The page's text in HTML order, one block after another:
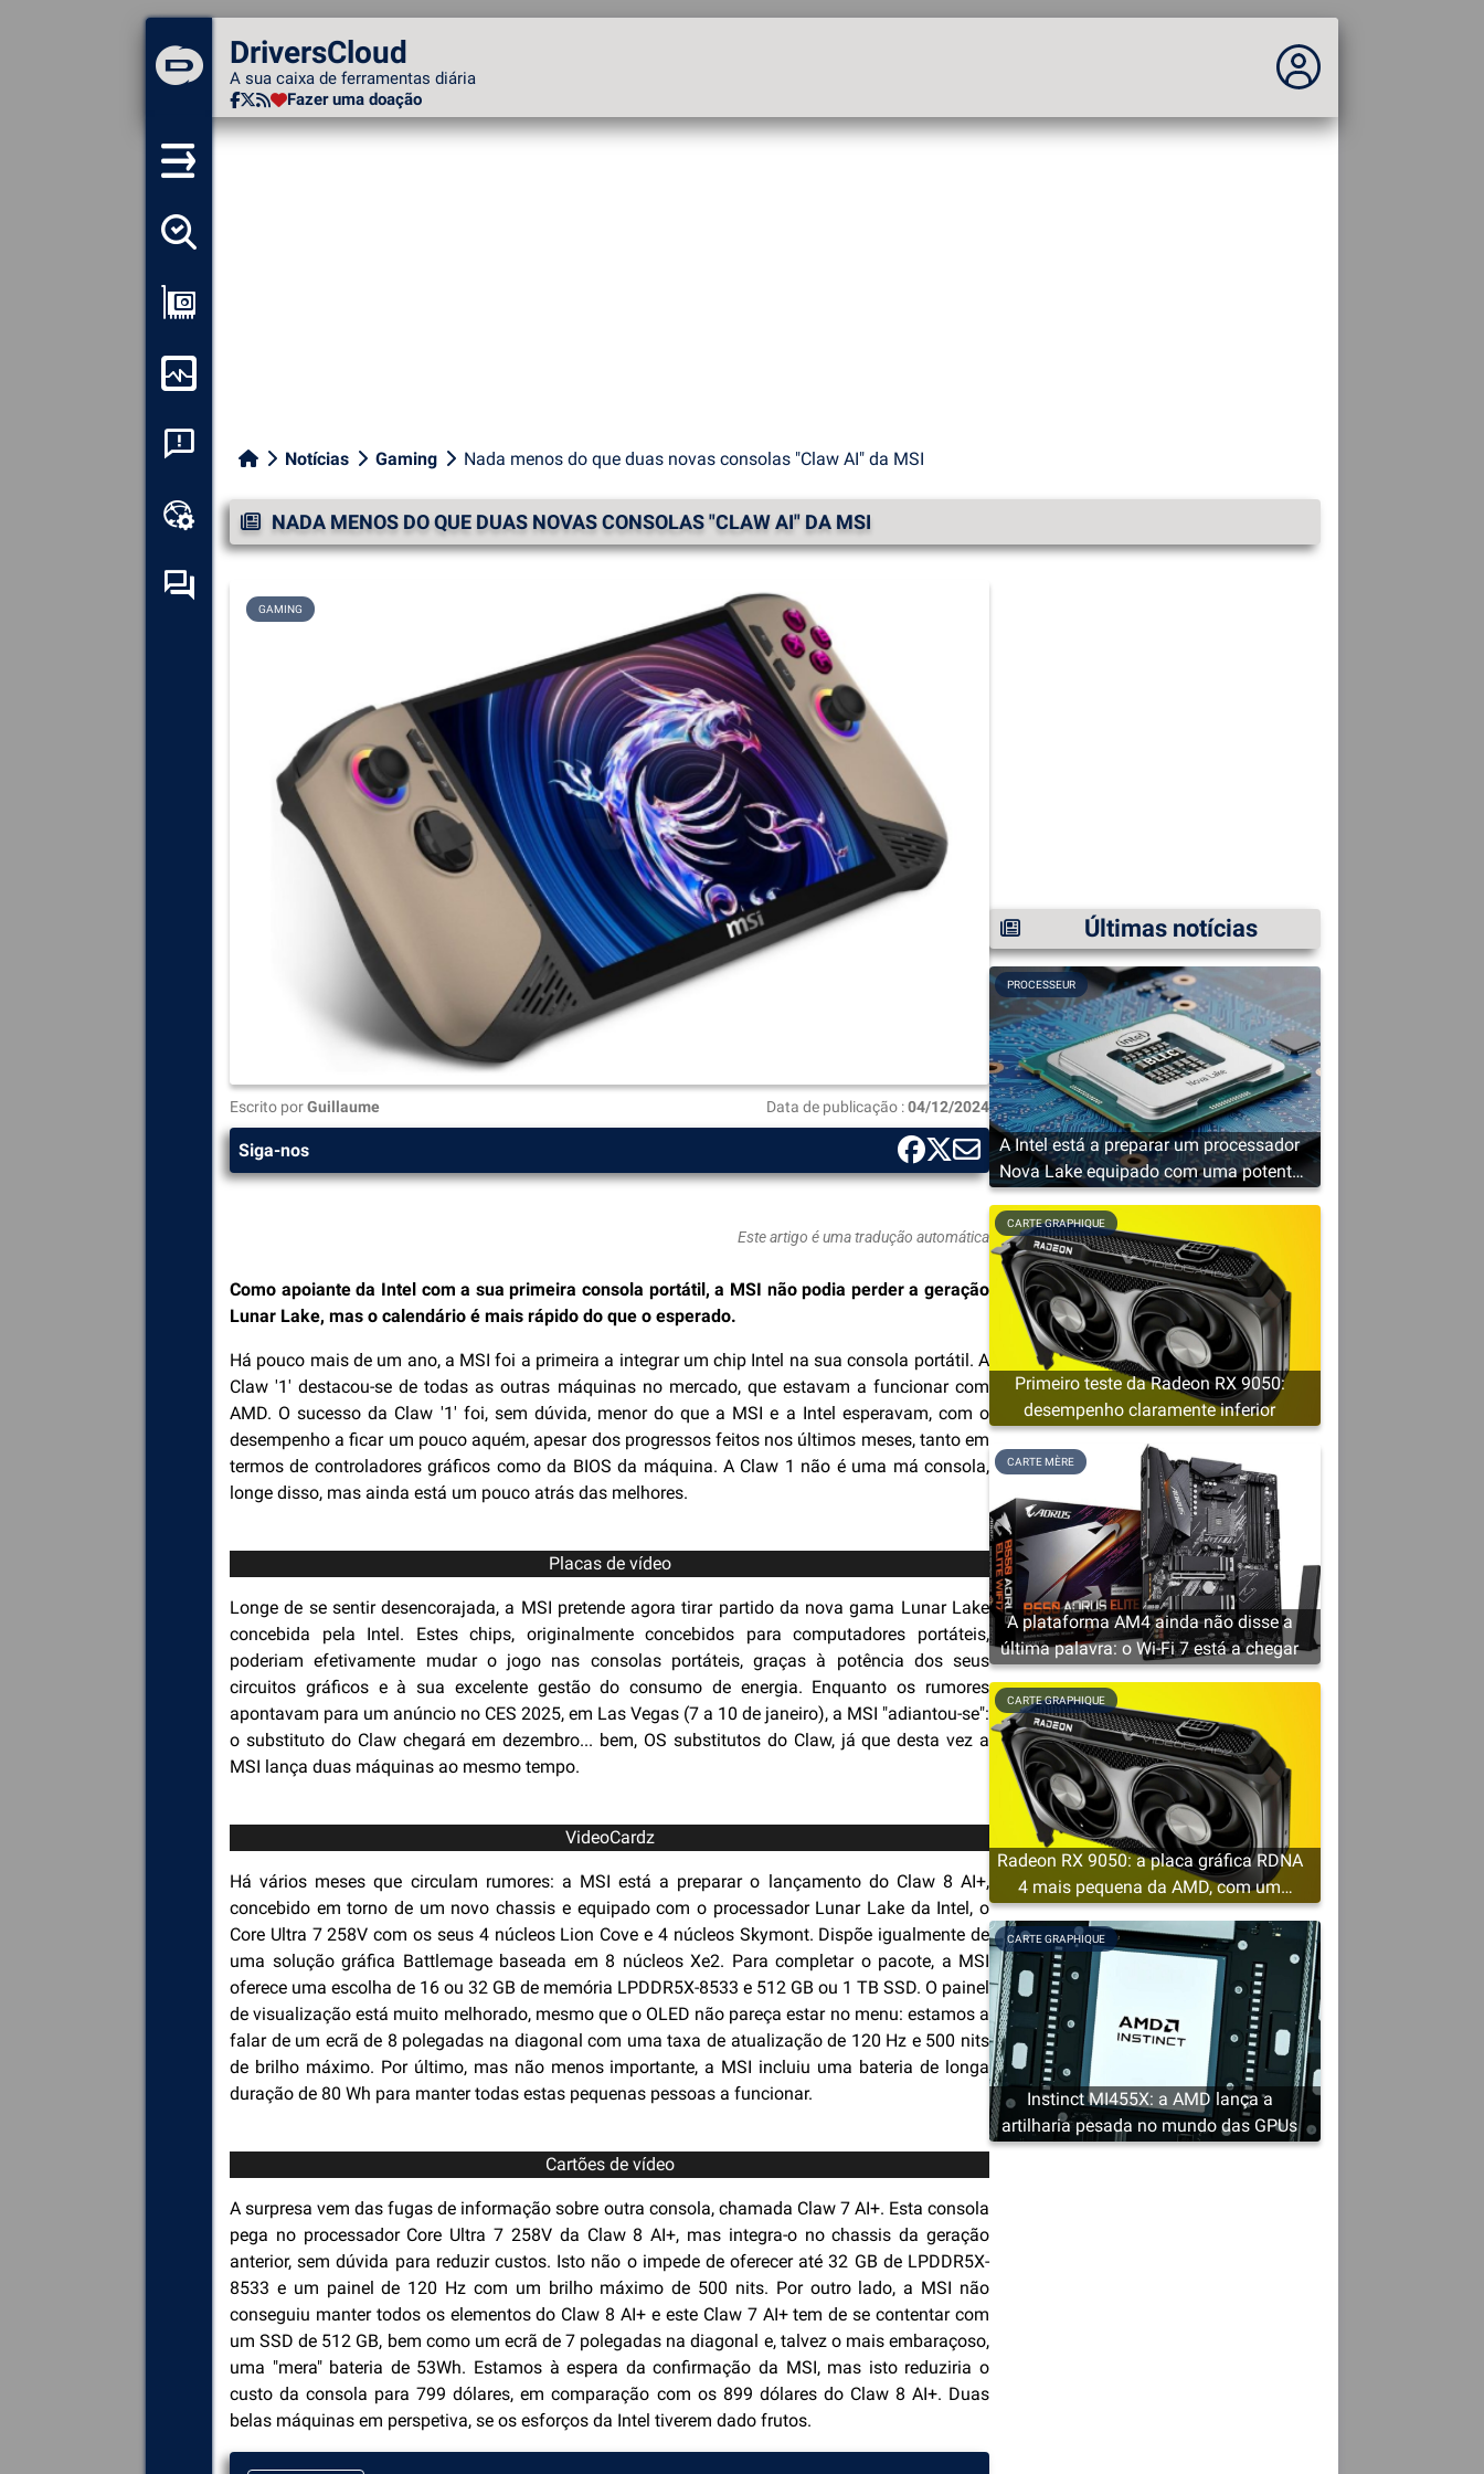
DriversCloud
A sua caixa de ferramentas diária
Fazer uma doação
Você não está logado...
DriversCloud
A sua caixa de ferramentas
diária
Fazer uma doação
Kit de ferramentas online
instalados no seu computador.
Diagnosticare reparar todas as
causas de colisões (telas
azuis).
Detectee descarregue
quaisquer drivers em falta ou
desactualizados no seu
Notícias Gaming Nada menos do que duas novas consolas "Claw AI" da MSI
NADA MENOS DO QUE DUAS NOVAS CONSOLAS "CLAW AI" DA MSI
GAMING
Escrito porGuillaume Data de publicação :04/12/2024
Siga-nos
Este artigo é uma tradução automática
Como apoiante da Intel com a sua primeira consola portátil, a MSI não podia perder a geração
Lunar Lake, mas o calendário é mais rápido do que o esperado.
Há pouco mais de um ano, a MSI foi a primeira a integrar um chip Intel na sua consola portátil. A
Claw '1' destacou-se de todas as outras máquinas no mercado, que estavam a funcionar com
AMD. O sucesso da Claw '1' foi, sem dúvida, menor do que a MSI e a Intel esperavam, com o
desempenho a ficar um pouco aquém, apesar dos progressos feitos nos últimos meses, tanto em
termos de controladores gráficos como da BIOS da máquina. A Claw 1 não é uma má consola,
longe disso, mas ainda está um pouco atrás das melhores.
Placas de vídeo
Longe de se sentir desencorajada, a MSI pretende agora tirar partido da nova gama Lunar Lake
concebida pela Intel. Estes chips, originalmente concebidos para computadores portáteis,
poderiam efetivamente mudar o jogo nas consolas portáteis, graças à potência dos seus
circuitos gráficos e à sua excelente gestão do consumo de energia. Enquanto os rumores
apontavam para um anúncio no CES 2025, em Las Vegas (7 a 10 de janeiro), a MSI "adiantou-se":
o substituto do Claw chegará em dezembro... bem, OS substitutos do Claw, já que desta vez a
MSI lança duas máquinas ao mesmo tempo.
VideoCardz
Há vários meses que circulam rumores: a MSI está a preparar o lançamento do Claw 8 AI+,
concebido em torno de um novo chassis e equipado com o processador Lunar Lake da Intel, o
Core Ultra 7 258V com os seus 4 núcleos Lion Cove e 4 núcleos Skymont. Dispõe igualmente de
uma solução gráfica Battlemage baseada em 8 núcleos Xe2. Para completar o pacote, a MSI
oferece uma escolha de 16 ou 32 GB de memória LPDDR5X-8533 e 512 GB ou 1 TB SSD. O painel
de visualização está muito melhorado, mesmo que o OLED não pareça estar no menu: estamos a
falar de um ecrã de 8 polegadas na diagonal com uma taxa de atualização de 120 Hz e 500 nits
de brilho máximo. Por último, mas não menos importante, a MSI incluiu uma bateria de longa
duração de 80 Wh para manter todas estas pequenas pessoas a funcionar.
Cartões de vídeo
A surpresa vem das fugas de informação sobre outra consola, chamada Claw 7 AI+. Esta consola
pega no processador Core Ultra 7 258V da Claw 8 AI+, mas integra-o no chassis da geração
anterior, sem dúvida para reduzir custos. Isto não o impede de oferecer até 32 GB de LPDDR5X-
8533 e um painel de 120 Hz com um brilho máximo de 500 nits. Por outro lado, a MSI não
conseguiu manter todos os elementos do Claw 8 AI+ e este Claw 7 AI+ tem de se contentar com
um SSD de 512 GB, bem como um ecrã de 7 polegadas na diagonal e, talvez o mais embaraçoso,
uma "mera" bateria de 53Wh. Estamos à espera da confirmação da MSI, mas isto reduziria o
custo da consola para 799 dólares, em comparação com os 899 dólares do Claw 8 AI+. Duas
belas máquinas em perspetiva, se os esforços da Intel tiverem dado frutos.
Últimas notícias
A Intel está a preparar um processador
Nova Lake equipado com uma potente
solução gráfica
PROCESSEUR
Primeiro teste da Radeon RX 9050:
desempenho claramente inferior
CARTE GRAPHIQUE
A plataforma AM4 ainda não disse a
última palavra: o Wi-Fi 7 está a chegar
CARTE MÈRE
Radeon RX 9050: a placa gráfica RDNA
4 mais pequena da AMD, com um
mínimo de 4 GB de VRAM
CARTE GRAPHIQUE
Instinct MI455X: a AMD lança a
artilharia pesada no mundo das GPUs
CARTE GRAPHIQUE